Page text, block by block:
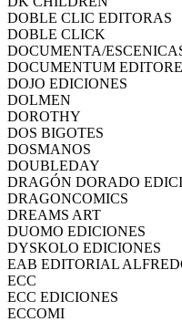
DOBLE CLIC EDITORAS
DOBLE CLICK
DOCUMENTA/
DOCUMENTUM
DOJO EDICIONES
DOLMEN
DOROTHY
DOS BIGOTES
DOSMANOS
DOUBLEDAY
DRAGÓN DORADO
DRAGONCOMICS
DREAMS ART
DUOMO EDICIONES
DYSKOLO EDICIONES
EAB EDITORIAL
ECC
ECC EDICIONES
ECCOMI